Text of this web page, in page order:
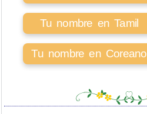
Tu nombre en Tamil
Tu nombre en Coreano